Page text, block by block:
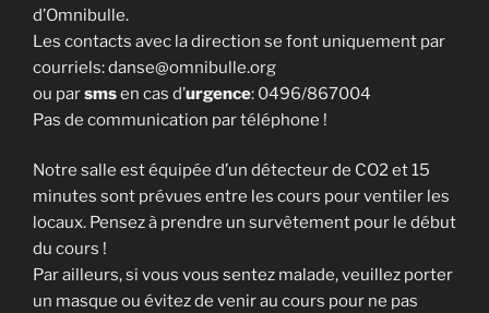
d’Omnibulle.
Les contacts avec la direction se font uniquement par
courriels: danse@omnibulle.org
ou parsmsen cas d’urgence: 0496/867004
Pas de communication par téléphone !
Notre salle est équipée d’un détecteur de CO2 et 15
minutes sont prévues entre les cours pour ventiler les
locaux. Pensez à prendre un survêtement pour le début
du cours !
Par ailleurs, si vous vous sentez malade, veuillez porter
un masque ou évitez de venir au cours pour ne pas